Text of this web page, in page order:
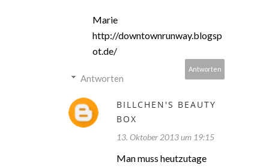
Marie
http://downtownrunway.blogsp
ot.de/
Antworten
Antworten
BILLCHEN'S BEAUTY
BOX
13. Oktober 2013 um 19:15
Man muss heutzutage